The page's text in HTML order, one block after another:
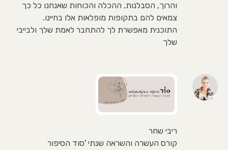
והרוך, הסבלנות, ההכלה והכוחות שאנחנו כל כך
צמאים להם בתקופות מופלאות אלו בחיינו.
התוכנית מאפשרת לך להתחבר לאמת שלך ולבייבי
שלך
ריבי שחר
קורס העשרה והשראה שנתי 'סוד הסיפור